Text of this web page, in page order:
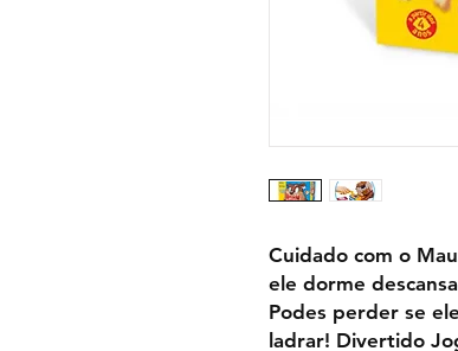
Cuidado com o
ele dorme
Podes perder se
ladrar! Divertido